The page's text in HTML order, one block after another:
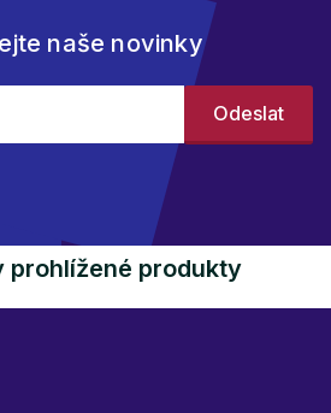
naše novinky
prohlížené produkty